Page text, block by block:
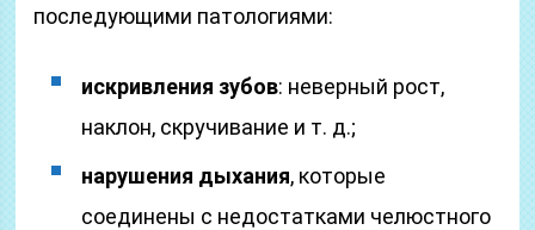
последующими патологиями:
искривления зубов: неверный рост,
наклон, скручивание и т. д.;
нарушения дыхания, которые
соединены с недостатками челюстного